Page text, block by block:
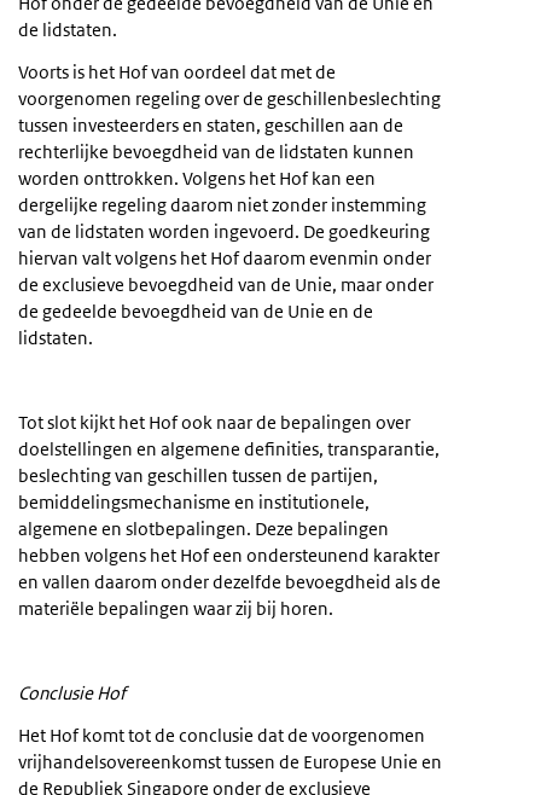
de lidstaten.
Voorts is het Hof van oordeel dat met de
voorgenomen regeling over de geschillenbeslechting
tussen investeerders en staten, geschillen aan de
rechterlijke bevoegdheid van de lidstaten kunnen
worden onttrokken. Volgens het Hof kan een
dergelijke regeling daarom niet zonder instemming
van de lidstaten worden ingevoerd. De goedkeuring
hiervan valt volgens het Hof daarom evenmin onder
de exclusieve bevoegdheid van de Unie, maar onder
de gedeelde bevoegdheid van de Unie en de
lidstaten.
Tot slot kijkt het Hof ook naar de bepalingen over
doelstellingen en algemene definities, transparantie,
beslechting van geschillen tussen de partijen,
bemiddelingsmechanisme en institutionele,
algemene en slotbepalingen. Deze bepalingen
hebben volgens het Hof een ondersteunend karakter
en vallen daarom onder dezelfde bevoegdheid als de
materiële bepalingen waar zij bij horen.
Conclusie Hof
Het Hof komt tot de conclusie dat de voorgenomen
vrijhandelsovereenkomst tussen de Europese Unie en
de Republiek Singapore onder de exclusieve